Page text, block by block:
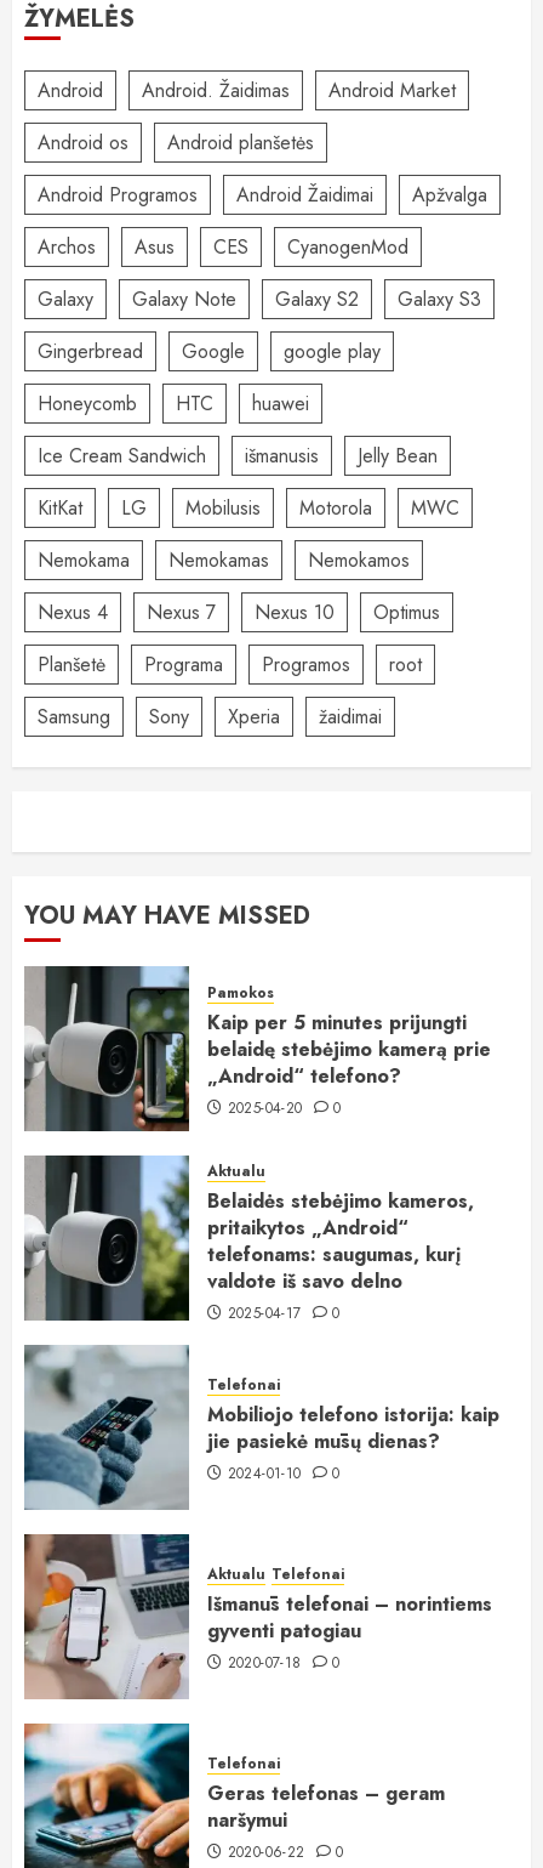
ŽYMELĖS
Android Android. Žaidimas
Android Market
Android os
Android planšetės
Android Programos
Android Žaidimai
Apžvalga
Archos
Asus CES
CyanogenMod
Galaxy
Galaxy Note Galaxy S2
Galaxy S3
Gingerbread
Google
google play
Honeycomb
HTC
huawei
Ice Cream Sandwich
išmanusis
Jelly Bean
KitKat
LG Mobilusis Motorola
MWC
Nemokama
Nemokamas
Nemokamos
Nexus 4
Nexus 7 Nexus 10
Optimus
Planšetė
Programa Programos
root
Samsung
Sony Xperia žaidimai
YOU MAY HAVE MISSED
Pamokos
Kaip per 5 minutes prijungti
belaidę stebėjimo kamerą prie
„Android“ telefono?
2025-04-20 0
Aktualu
Belaidės stebėjimo kameros,
pritaikytos „Android“
telefonams: saugumas, kurį
valdote iš savo delno
2025-04-17 0
Telefonai
Mobiliojo telefono istorija: kaip
jie pasiekė mūsų dienas?
2024-01-10 0
Aktualu Telefonai
Išmanūs telefonai – norintiems
gyventi patogiau
2020-07-18 0
Telefonai
Geras telefonas – geram
naršymui
2020-06-22 0